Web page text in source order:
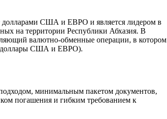
США и ЕВРО и является лидером в
на территории Республики Абхазия. В
валютно-обменные операции, в котором
(доллары США и ЕВРО).
минимальным пакетом документов,
погашения и гибким требованием к